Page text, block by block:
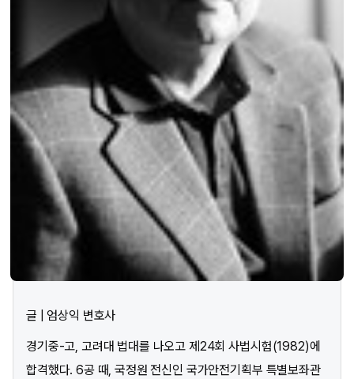
글 | 엄상익 변호사
경기중-고, 고려대 법대를 나오고 제24회 사법시험(1982)에
합격했다. 6공 때, 국정원 전신인 국가안전기획부 특별보좌관